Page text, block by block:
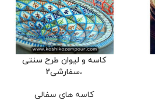
کاسه و لیوان طرح سنتی
،سفارشی2
کاسه های سفالی